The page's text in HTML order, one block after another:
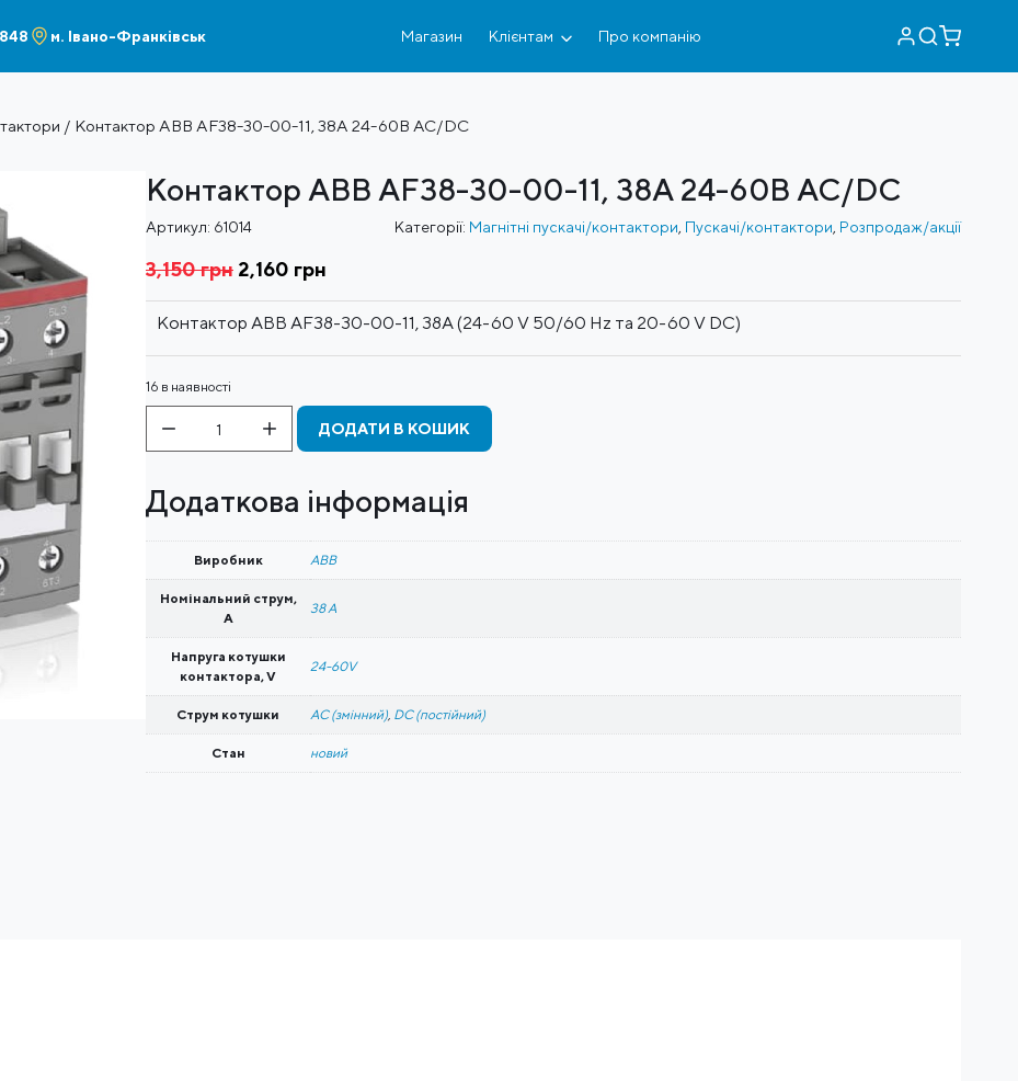
м. Івано-Франківськ Магазин Клієнтам Про компанію
/ Контактор ABB AF38-30-00-11, 38А 24-60В AC/DC
Контактор ABB AF38-30-00-11, 38А 24-60В AC/DC
Артикул: 61014 Категорії: Магнітні пускачі/контактори, Пускачі/контактори, Розпродаж/акції
3,150грн Оригінальна
3,150 грн
2,160 грн
2,160 грн
Контактор ABB AF38-30-00-11, 38А (24-60 V 50/60 Hz та 20-60 V DC)
16 в наявності
ABB
AF38-
11,
38А
24-
кількість
ДОДАТИ В КОШИК
Додаткова інформація
Виробник ABB
Номінальний струм,
A
38 A
Напруга котушки
контактора, V
24-60V
Струм котушки AC (змінний), DC (постійний)
Стан новий